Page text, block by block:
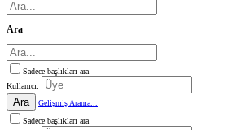
Ara
Sadece başlıkları ara
Kullanıcı:
Ara
Gelişmiş Arama...
Sadece başlıkları ara